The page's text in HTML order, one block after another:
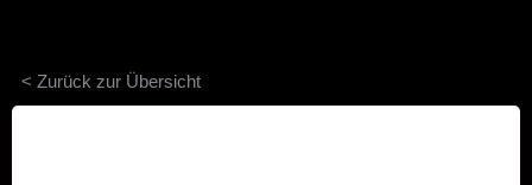
< Zurück zur Übersicht